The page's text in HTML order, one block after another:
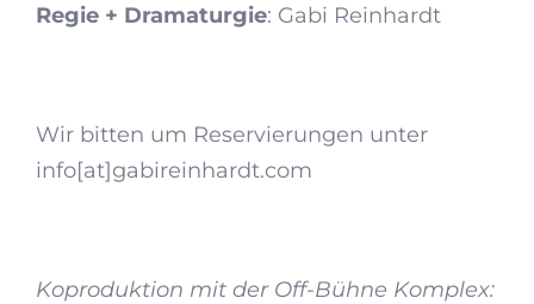
Regie + Dramaturgie: Gabi Reinhardt
Wir bitten um Reservierungen unter
info[at]gabireinhardt.com
Koproduktion mit der Off-Bühne Komplex: